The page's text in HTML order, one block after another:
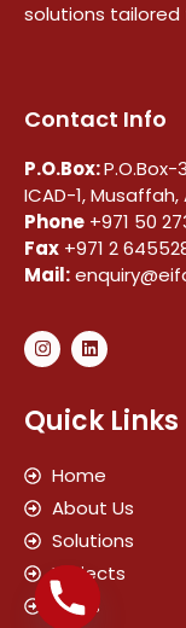
solutions tailored
Contact Info
P.O.Box:
ICAD-1,
Phone +971 50
Fax +971 2
Mail:
Quick Links
Home
About Us
Solutions
Projects
News